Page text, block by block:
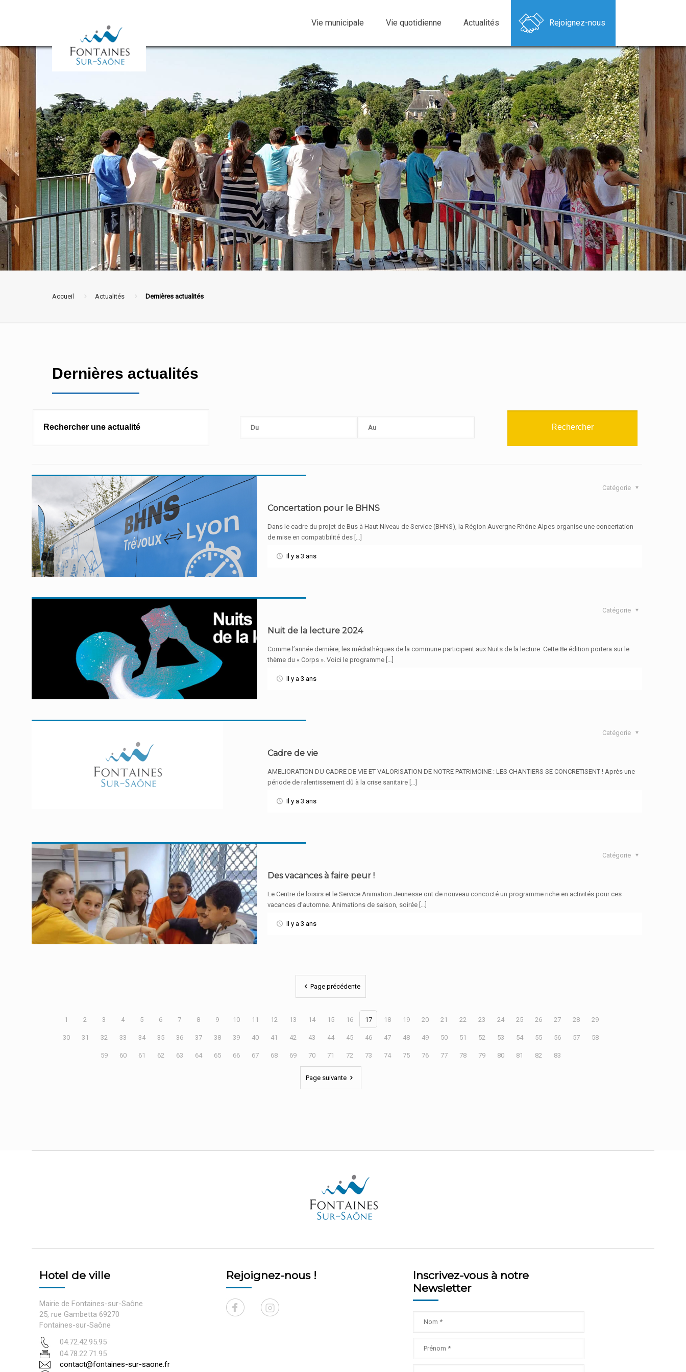
Vie municipale Vie quotidienne Actualités Rejoignez-nous
Accueil Actualités Dernières actualités
Dernières actualités
En savoir plus
Catégorie
Concertation pour le BHNS
Dans le cadre du projet de Bus à Haut Niveau de Service (BHNS), la Région Auvergne Rhône Alpes organise une concertation
de mise en compatibilité des […]
Il y a 3 ans
En savoir plus
Catégorie
Nuit de la lecture 2024
Comme l’année dernière, les médiathèques de la commune participent aux Nuits de la lecture. Cette 8e édition portera sur le
thème du « Corps ». Voici le programme […]
Il y a 3 ans
En savoir plus
Catégorie
Cadre de vie
AMELIORATION DU CADRE DE VIE ET VALORISATION DE NOTRE PATRIMOINE : LES CHANTIERS SE CONCRETISENT ! Après une
période de ralentissement dû à la crise sanitaire […]
Il y a 3 ans
Catégorie
Des vacances à faire peur !
Le Centre de loisirs et le Service Animation Jeunesse ont de nouveau concocté un programme riche en activités pour ces
vacances d’automne. Animations de saison, soirée […]
Il y a 3 ans
Page précédente
1 2 3 4 5 6 7 8 9 10 11 12 13 14 15 16 17 18 19 20 21 22 23 24 25 26 27 28 29
30 31 32 33 34 35 36 37 38 39 40 41 42 43 44 45 46 47 48 49 50 51 52 53 54 55 56 57 58
59 60 61 62 63 64 65 66 67 68 69 70 71 72 73 74 75 76 77 78 79 80 81 82 83
Page suivante
Hotel de ville
Mairie de Fontaines-sur-Saône
25, rue Gambetta 69270
Fontaines-sur-Saône
04.72.42.95.95
04.78.22.71.95
contact@fontaines-sur-saone.fr
Rejoignez-nous !
Inscrivez-vous à notre
Newsletter